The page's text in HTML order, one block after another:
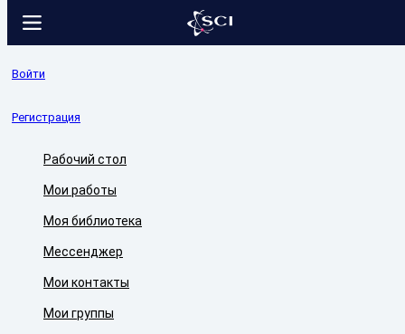
Войти
Регистрация
Рабочий стол
Мои работы
Моя библиотека
Мессенджер
Мои контакты
Мои группы